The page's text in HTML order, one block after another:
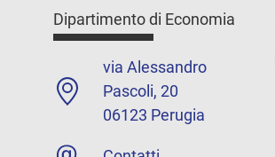
Dipartimento di Economia
via Alessandro
Pascoli, 20
06123 Perugia